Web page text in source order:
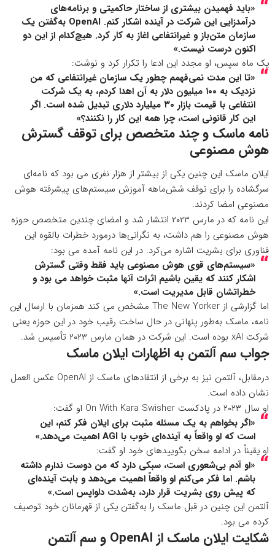
«باید فهمیدن بیشتری از ساختار حاکمیتی و برنامه‌های
درآمدزایی این شرکت در آینده اشکار کنم. OpenAI به‌گفتن یک
سازمان متن‌باز و غیرانتفاعی اغاز به کار کرد. هیچ‌کدام از این دو
اکنون درست نیست.»
یک ماه سپس، او مجدد این ادعا را تکرار کرد و نوشت:
«تا این مدت نمی‌فهمم چطور یک سازمان غیرانتفاعی که من
نزدیک به ۱۰۰ میلیون دلار به آن اهدا کردم، به یک شرکت
انتفاعی با قیمت بازار ۳۰ میلیارد دلاری تبدیل شده است. اگر
این کار قانونی است، چرا همه این کار را نکنند؟»
نامه ماسک و چند متخصص برای توقف گسترش
هوش مصنوعی
ایلان ماسک این چنین یکی از بیشتر از هزار نفری می بود که نامه‌ای
سرگشاده را برای توقف شش‌ماهه آموزش سیستم‌های پیشرفته هوش
مصنوعی امضا کردند.
این نامه که در مارس ۲۰۲۳ انتشار شد و امضای چندین متخصص حوزه
هوش مصنوعی را هم داشت، به نگرانی‌ها درمورد خطرات بالقوه این
فناوری برای بشریت اشاره می‌کرد. در این نامه آمده می بود:
«سیستم‌های قوی هوش مصنوعی باید فقط وقتی گسترش
اشکار کنند که یقین باشیم اثرات آنها مثبت خواهد می بود و
خطراتشان قابل مدیریت است.»
اما گزارشی از The New Yorker
مشخص می کند همزمان با ارسال این
نامه، ماسک به‌طور پنهانی در حال ساخت رقیب خود در این حوزه یعنی
شرکت xAI بوده است. این شرکت در همان مارس ۲۰۲۳ تأسیس شد.
جواب سم آلتمن به اظهارات ایلان ماسک
درمقابل، آلتمن نیز به برخی از انتقادهای ماسک از OpenAI عکس العمل
نشان داده است.
او سال ۲۰۲۳ در
پادکست On With Kara Swisher
او گفت:
«اگر بخواهم به یک مسئله مثبت برای ایلان فکر کنم، این
است که او واقعاً به آینده‌ای خوب با AGI اهمیت می‌دهد.»
او یقیناً در ادامه سخن بگویید‌های خود او گفت:
«او آدم بی‌شعوری است، سبکی دارد که من دوست ندارم داشته
باشم. اما فکر می‌کنم او واقعاً اهمیت می‌دهد و بابت آینده‌ای
که پیش روی بشریت قرار دارد، به‌شدت دلواپس است.»
آلتمن این چنین در قبل ماسک را به‌گفتن یکی از قهرمانان خود توصیف
کرده می بود.
شکایت ایلان ماسک از OpenAI و سم آلتمن